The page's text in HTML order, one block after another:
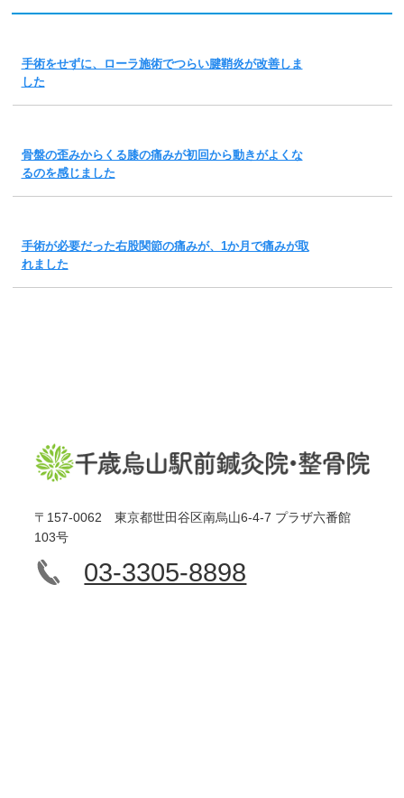
手術をせずに、ローラ施術でつらい腱鞘炎が改善しま
した
骨盤の歪みからくる膝の痛みが初回から動きがよくな
るのを感じました
手術が必要だった右股関節の痛みが、1か月で痛みが取
れました
〒157-0062 東京都世田谷区南烏山6-4-7 プラザ六番館
103号
03-3305-8898